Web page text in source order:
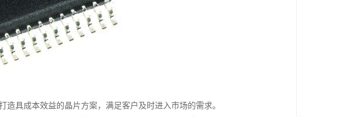
具成本效益的晶片方案，满足客户及时进入市场的需求。